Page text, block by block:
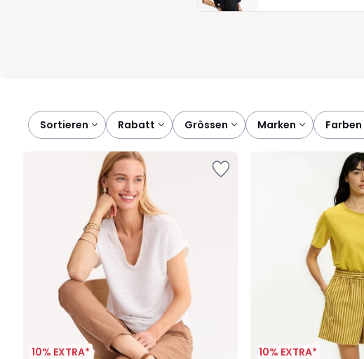
Sortieren rabatt grössen marken farben
10% EXTRA* 10% EXTRA*